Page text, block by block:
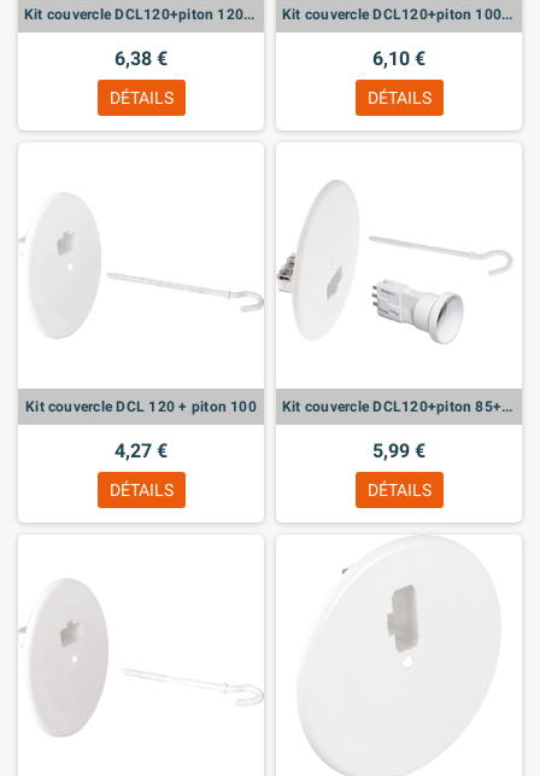
Kit couvercle DCL120+piton 120+E27
6,38 €
DÉTAILS
Kit couvercle DCL120+piton 100+E27
6,10 €
DÉTAILS
Kit couvercle DCL 120 + piton 100
4,27 €
DÉTAILS
Kit couvercle DCL120+piton 85+E27
5,99 €
DÉTAILS